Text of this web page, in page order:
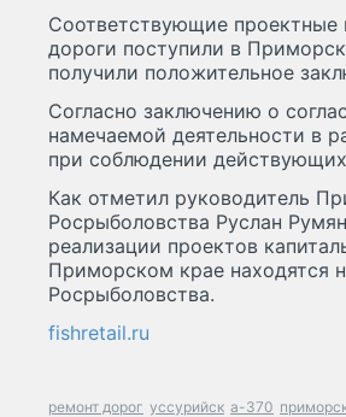
Соответствующие проектные
дороги поступили в
получили положительное
Согласно заключению о
намечаемой деятельности в
при соблюдении
Как отметил руководитель
Росрыболовства Руслан
реализации проектов
Приморском крае находятся
Росрыболовства.
fishretail.ru
ремонт дорог уссурийск а-370